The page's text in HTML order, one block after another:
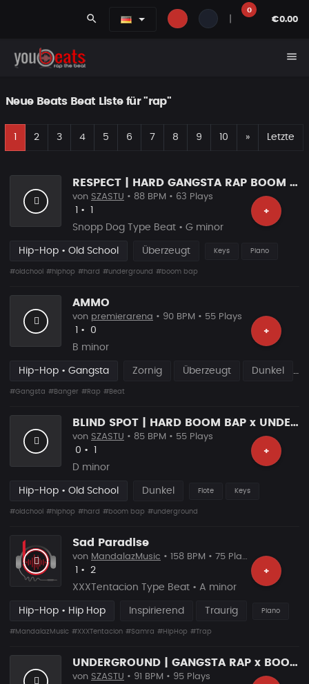
search
0
€0.00
menu
Neue Beats Beat Liste für "rap"
2 3 4 5 6 7 8 9 10 »Nächste
Letzte
RESPECT | HARD GANGSTA RAP BOOM BAP RAP BEAT
+
von SZASTU • 88 BPM • 63 Plays
Likes
• Vorgeschlagen
Snopp Dog Type Beat • G minor
Hip-Hop • Old School Überzeugt Keys Piano
#oldchool #hiphop #hard #underground #boom bap
AMMO
+
von premierarena • 90 BPM • 55 Plays
Likes
• Vorgeschlagen
0
B minor
Hip-Hop • Gangsta Zornig Überzeugt Dunkel
#Gangsta #Banger #Rap #Beat
BLIND SPOT | HARD BOOM BAP x UNDERGROUND RAP
+
von SZASTU • 85 BPM • 55 Plays
Likes
0 • Vorgeschlagen
D minor
Hip-Hop • Old School Dunkel Flote Keys
#oldchool #hiphop #hard #boom bap #underground
Sad Paradise
+
von MandalazMusic • 158 BPM • 75 Plays
Likes
• Vorgeschlagen
2
XXXTentacion Type Beat • A minor
Hip-Hop • Hip Hop Inspirierend Traurig Piano
#MandalazMusic #XXXTentacion #Samra #HipHop #Trap
UNDERGROUND | GANGSTA RAP x BOOM BAP TYPE BEAT
von SZASTU • 91 BPM • 95 Plays